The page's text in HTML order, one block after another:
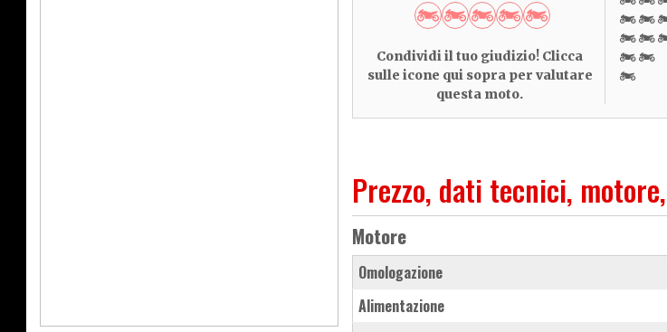
Condividi il tuo giudizio! Clicca
sulle icone qui sopra per valutare
questa moto.
Prezzo, dati tecnici,
Motore
Omologazione
Alimentazione